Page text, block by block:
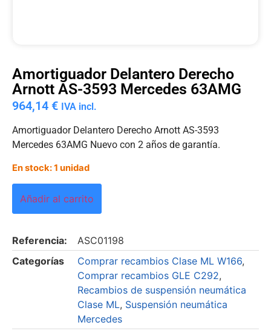
Amortiguador Delantero Derecho
Arnott AS-3593 Mercedes 63AMG
964,14 € IVA incl.
Amortiguador Delantero Derecho Arnott AS-3593
Mercedes 63AMG Nuevo con 2 años de garantía.
En stock: 1 unidad
Añadir al carrito
Referencia:
ASC01198
Categorías
Comprar recambios Clase ML W166,
Comprar recambios GLE C292,
Recambios de suspensión neumática
Clase ML, Suspensión neumática
Mercedes